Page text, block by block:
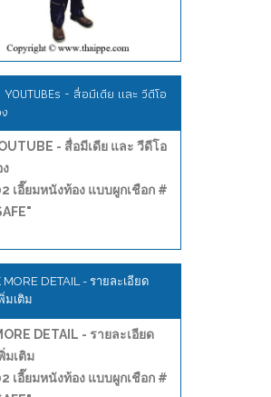
YOUTUBEs - สื่อมีเดีย และ วีดีโอ
- สื่อมีเดีย และ วีดีโอ
ง
เอี๊ยมหนังท้อง แบบผูกเชือก #
MORE DETAIL - รายละเอียด
มเติม
DETAIL - รายละเอียด
มเติม
เอี๊ยมหนังท้อง แบบผูกเชือก #